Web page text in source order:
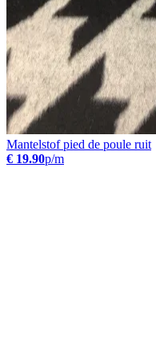
Mantelstof pied de poule ruit
€ 19.90p/m